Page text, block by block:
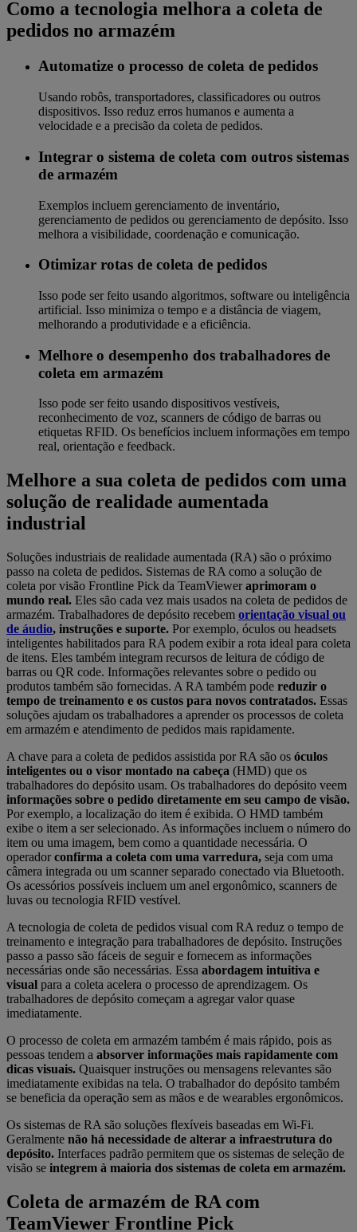
Como a tecnologia melhora a coleta de
pedidos no armazém
Automatize o processo de coleta de pedidos
Usando robôs, transportadores, classificadores ou outros
dispositivos. Isso reduz erros humanos e aumenta a
velocidade e a precisão da coleta de pedidos.
Integrar o sistema de coleta com outros sistemas
de armazém
Exemplos incluem gerenciamento de inventário,
gerenciamento de pedidos ou gerenciamento de depósito. Isso
melhora a visibilidade, coordenação e comunicação.
Otimizar rotas de coleta de pedidos
Isso pode ser feito usando algoritmos, software ou inteligência
artificial. Isso minimiza o tempo e a distância de viagem,
melhorando a produtividade e a eficiência.
Melhore o desempenho dos trabalhadores de
coleta em armazém
Isso pode ser feito usando dispositivos vestíveis,
reconhecimento de voz, scanners de código de barras ou
etiquetas RFID. Os benefícios incluem informações em tempo
real, orientação e feedback.
Melhore a sua coleta de pedidos com uma
solução de realidade aumentada
industrial
Soluções industriais de realidade aumentada (RA) são o próximo
passo na coleta de pedidos. Sistemas de RA como a solução de
coleta por visão Frontline Pick da TeamVieweraprimoram o
mundo real. Eles são cada vez mais usados ​​na coleta de pedidos de
armazém. Trabalhadores de depósito recebem orientação visual ou
de áudio, instruções e suporte. Por exemplo, óculos ou headsets
inteligentes habilitados para RA podem exibir a rota ideal para coleta
de itens. Eles também integram recursos de leitura de código de
barras ou QR code. Informações relevantes sobre o pedido ou
produtos também são fornecidas. A RA também pode reduzir o
tempo de treinamento e os custos para novos contratados. Essas
soluções ajudam os trabalhadores a aprender os processos de coleta
em armazém e atendimento de pedidos mais rapidamente.
A chave para a coleta de pedidos assistida por RA são os óculos
inteligentes ou o visor montado na cabeça (HMD) que os
trabalhadores do depósito usam. Os trabalhadores do depósito veem
informações sobre o pedido diretamente em seu campo de visão.
Por exemplo, a localização do item é exibida. O HMD também
exibe o item a ser selecionado. As informações incluem o número do
item ou uma imagem, bem como a quantidade necessária. O
operadorconfirma a coleta com uma varredura, seja com uma
câmera integrada ou um scanner separado conectado via Bluetooth.
Os acessórios possíveis incluem um anel ergonômico, scanners de
luvas ou tecnologia RFID vestível.
A tecnologia de coleta de pedidos visual com RA reduz o tempo de
treinamento e integração para trabalhadores de depósito. Instruções
passo a passo são fáceis de seguir e fornecem as informações
necessárias onde são necessárias. Essa abordagem intuitiva e
visual para a coleta acelera o processo de aprendizagem. Os
trabalhadores de depósito começam a agregar valor quase
imediatamente.
O processo de coleta em armazém também é mais rápido, pois as
pessoas tendem a absorver informações mais rapidamente com
dicas visuais. Quaisquer instruções ou mensagens relevantes são
imediatamente exibidas na tela. O trabalhador do depósito também
se beneficia da operação sem as mãos e de wearables ergonômicos.
Os sistemas de RA são soluções flexíveis baseadas em Wi-Fi.
Geralmente não há necessidade de alterar a infraestrutura do
depósito. Interfaces padrão permitem que os sistemas de seleção de
visão se integrem à maioria dos sistemas de coleta em armazém.
Coleta de armazém de RA com
TeamViewer Frontline Pick